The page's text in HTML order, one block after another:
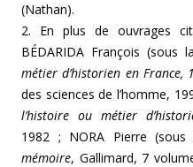
(Nathan).
2. En plus de ouvrages
BÉDARIDA François (sous
métier d’historien en France,
des sciences de l’homme,
l’histoire ou métier
1982 ; NORA Pierre
mémoire, Gallimard, 7